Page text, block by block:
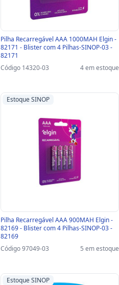
Pilha Recarregável AAA 1000MAH Elgin -
82171 - Blister com 4 Pilhas-SINOP-03 -
82171
Código 14320-03
4 em estoque
Estoque SINOP
Pilha Recarregável AAA 900MAH Elgin -
82169 - Blister com 4 Pilhas-SINOP-03 -
82169
Código 97049-03
5 em estoque
Estoque SINOP